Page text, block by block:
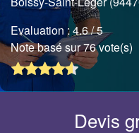
Evaluation :4.6/ 5
Note basé sur 76 vote(s)
Devis